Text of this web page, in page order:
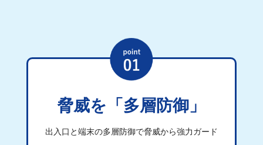
脅威を「多層防御」
出入口と端末の多層防御で脅威から強力ガード